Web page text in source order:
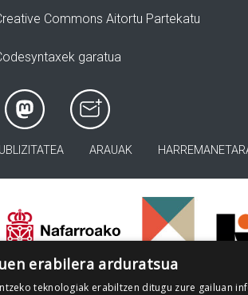
Commons Aitortu Partekatu
garatua
ARAUAK
erabilera arduratsua
teknologiak erabiltzen ditugu zure gailuan